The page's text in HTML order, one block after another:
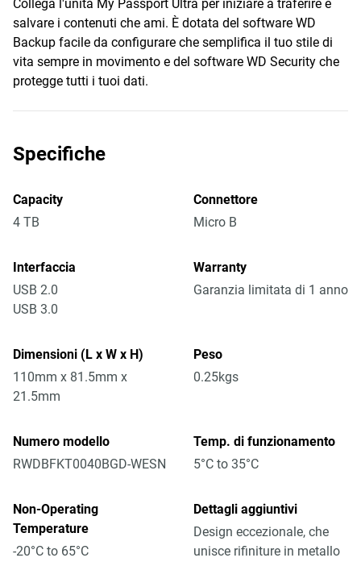
Collega l'unità My Passport Ultra per iniziare a traferire e
salvare i contenuti che ami. È dotata del software WD
Backup facile da configurare che semplifica il tuo stile di
vita sempre in movimento e del software WD Security che
protegge tutti i tuoi dati.
Specifiche
Capacity
4 TB
Connettore
Micro B
Interfaccia
USB 2.0
USB 3.0
Warranty
Garanzia limitata di 1 anno
Dimensioni (L x W x H)
110mm x 81.5mm x
21.5mm
Peso
0.25kgs
Numero modello
RWDBFKT0040BGD-WESN
Temp. di funzionamento
5°C to 35°C
Non-Operating
Temperature
-20°C to 65°C
Dettagli aggiuntivi
Design eccezionale, che
unisce rifiniture in metallo